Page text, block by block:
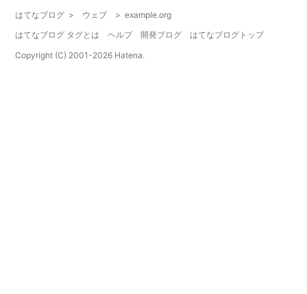
はてなブログ > ウェブ > example.org
はてなブログ タグとは
ヘルプ 開発ブログ
はてなブログトップ
Copyright (C) 2001-2026 Hatena.